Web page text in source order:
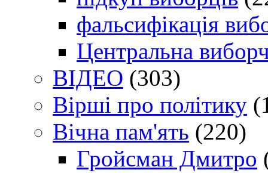
фальсифікація
Центральна
ВІДЕО (303)
Вірші про політику
Вічна пам'ять (220)
Гройсман Дмитро